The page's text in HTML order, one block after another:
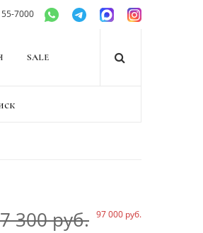
7000
SALE
97 000 руб.
300 руб.